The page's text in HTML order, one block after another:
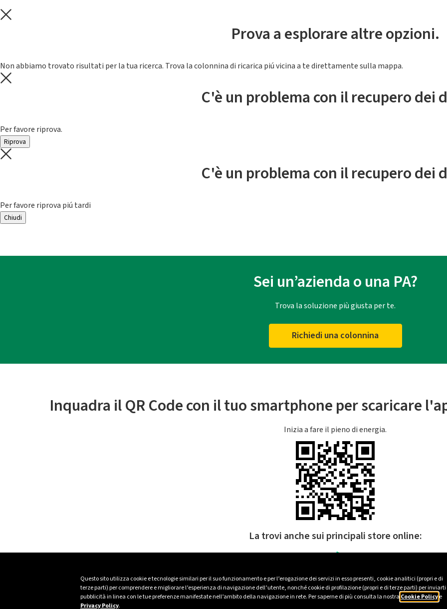
Questo sito utilizza cookie e tecnologie similari per il suo funzionamento e per l’erogazione dei servizi in esso presenti, cookie analitici (propri e di
terze parti) per comprendere e migliorare l’esperienza di navigazione dell’utente, nonché cookie di profilazione (propri e di terze parti) per inviarti
pubblicità in linea con le tue preferenze manifestate nell’ambito della navigazione in rete. Per saperne di più consulta la nostra Cookie Policye
Privacy Policy.
Prova a esplorare altre opzioni.
Non abbiamo trovato risultati per la tua ricerca. Trova la colonnina di ricarica piú vicina a te direttamente sulla mappa.
C'è un problema con il recupero dei
Per favore riprova.
Riprova
C'è un problema con il recupero dei
Per favore riprova piú tardi
Chiudi
Sei un’azienda o una PA?
Trova la soluzione più giusta per te.
Richiedi una colonnina
Inquadra il QR Code con il tuo smartphone per scaricare
Inizia a fare il pieno di energia.
La trovi anche sui principali store online: